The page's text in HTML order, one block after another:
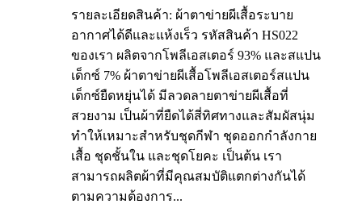
รายละเอียดสินค้า: ผ้าตาข่ายผีเสื้อระบาย
อากาศได้ดีและแห้งเร็ว รหัสสินค้า HS022
ของเรา ผลิตจากโพลีเอสเตอร์ 93% และสแปน
เด็กซ์ 7% ผ้าตาข่ายผีเสื้อโพลีเอสเตอร์สแปน
เด็กซ์ยืดหยุ่นได้ มีลวดลายตาข่ายผีเสื้อที่
สวยงาม เป็นผ้าที่ยืดได้สี่ทิศทางและสัมผัสนุ่ม
ทำให้เหมาะสำหรับชุดกีฬา ชุดออกกำลังกาย
เสื้อ ชุดชั้นใน และชุดโยคะ เป็นต้น เรา
สามารถผลิตผ้าที่มีคุณสมบัติแตกต่างกันได้
ตามความต้องการ...